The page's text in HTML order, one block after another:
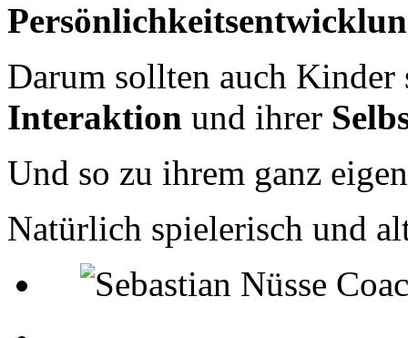
Darum sollten auch
Interaktion und ihrer
Und so zu ihrem ganz
Natürlich spielerisch und